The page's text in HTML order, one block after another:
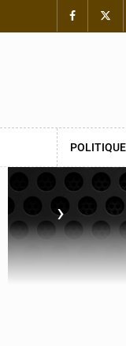
POLITIQUE
›